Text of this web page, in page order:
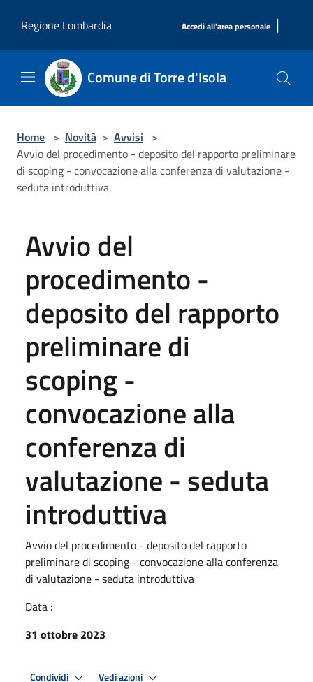
Regione Lombardia
Accedi all'area personale |
Comune di Torre d'Isola
Home > Novità > Avvisi >
Avvio del procedimento - deposito del rapporto preliminare
di scoping - convocazione alla conferenza di valutazione -
seduta introduttiva
Avvio del
procedimento -
deposito del rapporto
preliminare di
scoping -
convocazione alla
conferenza di
valutazione - seduta
introduttiva
Avvio del procedimento - deposito del rapporto
preliminare di scoping - convocazione alla conferenza
di valutazione - seduta introduttiva
Data :
31 ottobre 2023
Condividi Vedi azioni